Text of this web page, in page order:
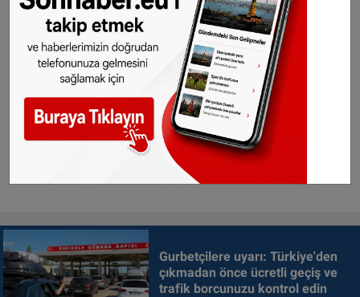
Gurbetçilere uyarı: Türkiye'den
çıkmadan önce ücretli geçiş ve
trafik borcunuzu kontrol edin